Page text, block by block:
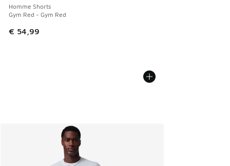
Homme Shorts
Gym Red - Gym Red
€ 54,99